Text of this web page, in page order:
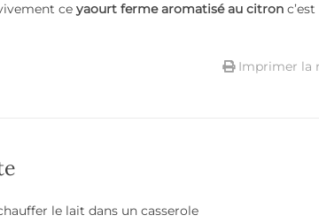
ce yaourt ferme aromatisé au citron
Imprimer la
le lait dans un casserole